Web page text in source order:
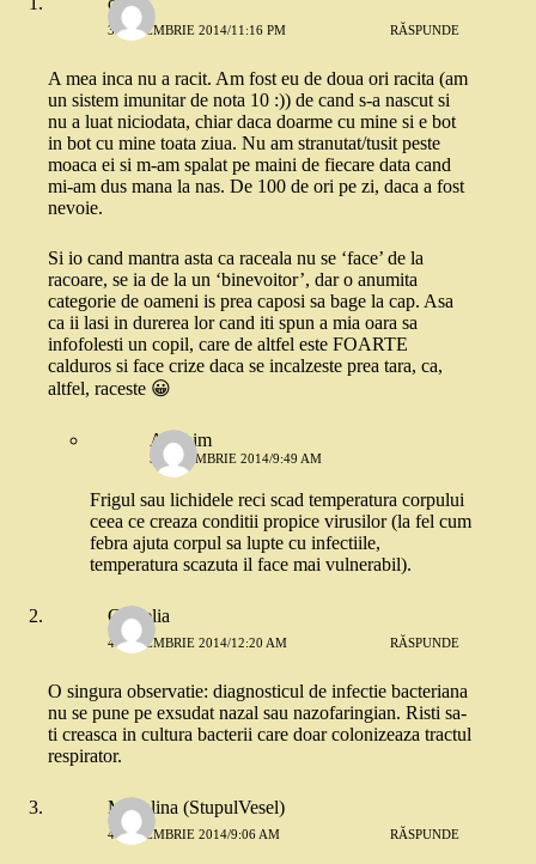
3 DECEMBRIE 2014/11:16 PM RĂSPUNDE
A mea inca nu a racit. Am fost eu de doua ori racita (am
un sistem imunitar de nota 10 :)) de cand s-a nascut si
nu a luat niciodata, chiar daca doarme cu mine si e bot
in bot cu mine toata ziua. Nu am stranutat/tusit peste
moaca ei si m-am spalat pe maini de fiecare data cand
mi-am dus mana la nas. De 100 de ori pe zi, daca a fost
nevoie.
Si io cand mantra asta ca raceala nu se ‘face’ de la
racoare, se ia de la un ‘binevoitor’, dar o anumita
categorie de oameni is prea caposi sa bage la cap. Asa
ca ii lasi in durerea lor cand iti spun a mia oara sa
infofolesti un copil, care de altfel este FOARTE
calduros si face crize daca se incalzeste prea tara, ca,
altfel, raceste 😀
Anonim
5 DECEMBRIE 2014/9:49 AM
Frigul sau lichidele reci scad temperatura corpului
ceea ce creaza conditii propice virusilor (la fel cum
febra ajuta corpul sa lupte cu infectiile,
temperatura scazuta il face mai vulnerabil).
Camelia
4 DECEMBRIE 2014/12:20 AM RĂSPUNDE
O singura observatie: diagnosticul de infectie bacteriana
nu se pune pe exsudat nazal sau nazofaringian. Risti sa-
ti creasca in cultura bacterii care doar colonizeaza tractul
respirator.
Madalina (StupulVesel)
4 DECEMBRIE 2014/9:06 AM RĂSPUNDE